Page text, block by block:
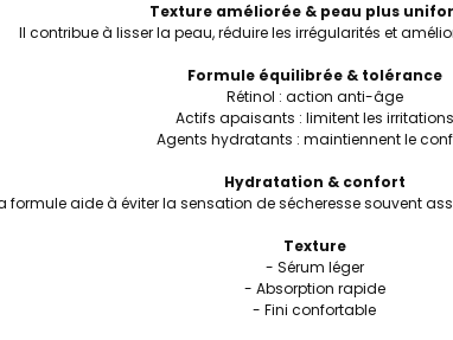
Texture améliorée & peau plus
Il contribue à lisser la peau, réduire les irrégularités et
Formule équilibrée & tolérance
Rétinol : action anti-âge
Actifs apaisants : limitent les irritations
Agents hydratants : maintiennent le
Hydratation & confort
formule aide à éviter la sensation de sécheresse souvent
Texture
- Sérum léger
- Absorption rapide
- Fini confortable